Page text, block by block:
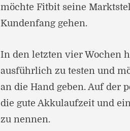
möchte Fitbit seine
Kundenfang gehen.
In den letzten vier Wochen
ausführlich zu testen und
an die Hand geben. Auf der
die gute Akkulaufzeit und
zu nennen.